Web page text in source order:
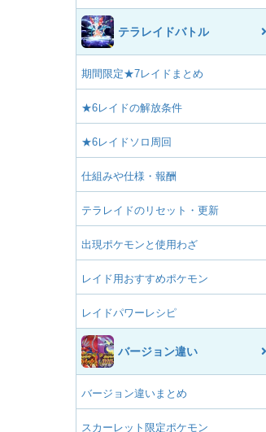
テラレイドバトル
期間限定★7レイドまとめ
★6レイドの解放条件
★6レイドソロ周回
仕組みや仕様・報酬
テラレイドのリセット・更新
出現ポケモンと使用わざ
レイド用おすすめポケモン
レイドパワーレシピ
バージョン違い
バージョン違いまとめ
スカーレット限定ポケモン